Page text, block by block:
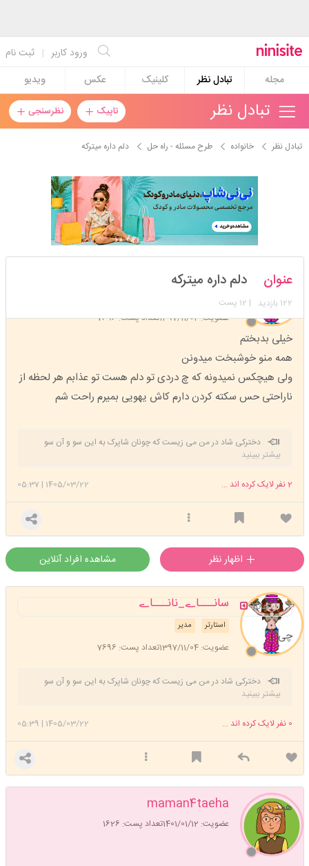
ثبت نام | ورود کاربر
مجله
تبادل نظر کلینیک عکس ویدیو
تاپیک نظرسنجی تبادل نظر
تبادل نظر خانواده طرح مسئله - راه حل دلم داره میترکه
سانـــاے_نانـــاے
عضویت: 1397/11/04 تعداد پست: 7696
عنوان دلم داره میترکه
122 بازدید | 12 پست
خیلی بدبختم
همه منو خوشبخت میدونن
ولی هیچکس نمیدونه که چ دردی تو دلم هست تو عذابم هر لحظه از
ناراحتی حس سکته کردن دارم کاش یهویی بمیرم راحت شم
دخترکی شاد در من می زیست که چونان شاپرک به این سو و آن سو
میپرید خیال پرواز داشت با ازدواج اجباری پر از غصه شد از رویاهایش دست
بیشتر ببینید
1405/03/22
|
05:37 2نفر لایک کرده اند ...
مشاهده افراد آنلاین
سانـــاے_نانـــاے
مدیر استارتر
عضویت: 1397/11/04 تعداد پست: 7696
هانیه
چی؟
دخترکی شاد در من می زیست که چونان شاپرک به این سو و آن سو
میپرید خیال پرواز داشت با ازدواج اجباری پر از غصه شد از رویاهایش دست
بیشتر ببینید
1405/03/22
|
05:39 0 نفر لایک کرده اند ...
maman4taeha
عضویت: 1401/01/12 تعداد پست: 1626
همدردیم